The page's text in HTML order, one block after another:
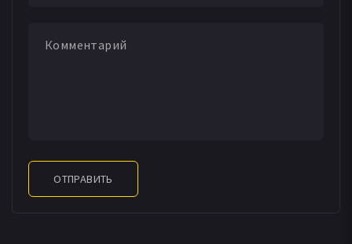
ОТПРАВИТЬ